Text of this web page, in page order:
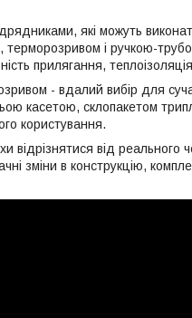
які можуть
і ручкою-
прилягання,
- вдалий вибір для
касетою, склопакетом
користування.
відрізнятися від
зміни в конструкцію,